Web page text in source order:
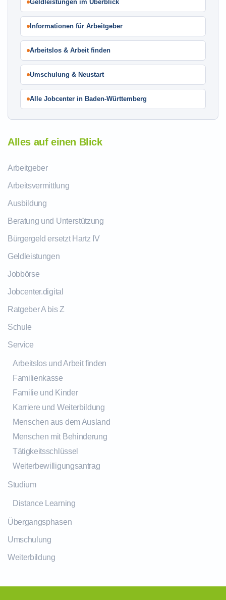
Geldleistungen im Überblick
Informationen für Arbeitgeber
Arbeitslos & Arbeit finden
Umschulung & Neustart
Alle Jobcenter in Baden-Württemberg
Alles auf einen Blick
Arbeitgeber
Arbeitsvermittlung
Ausbildung
Beratung und Unterstützung
Bürgergeld ersetzt Hartz IV
Geldleistungen
Jobbörse
Jobcenter.digital
Ratgeber A bis Z
Schule
Service
Arbeitslos und Arbeit finden
Familienkasse
Familie und Kinder
Karriere und Weiterbildung
Menschen aus dem Ausland
Menschen mit Behinderung
Tätigkeitsschlüssel
Weiterbewilligungsantrag
Studium
Distance Learning
Übergangsphasen
Umschulung
Weiterbildung